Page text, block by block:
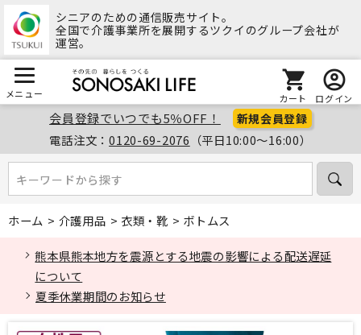
シニアのための通信販売サイト。
全国で介護事業所を展開するツクイのグループ会社が
運営。
メニュー カート ログイン
会員登録でいつでも5％OFF！ 新規会員登録
電話注文：0120-69-2076 （平日10:00～16:00）
キーワードから探す
キーワードから探す
ホーム > 介護用品 > 衣類・靴 > ボトムス
熊本県熊本地方を震源とする地震の影響による配送遅延
について
夏季休業期間のお知らせ